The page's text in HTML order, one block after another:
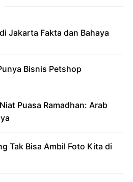
Jakarta Fakta dan Bahaya
Bisnis Petshop
Puasa Ramadhan: Arab
Tak Bisa Ambil Foto Kita di